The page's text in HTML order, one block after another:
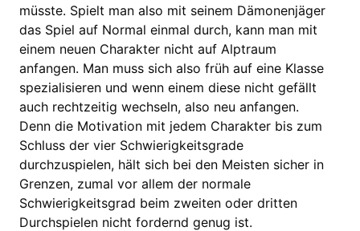
müsste. Spielt man also mit seinem Dämonenjäger
das Spiel auf Normal einmal durch, kann man mit
einem neuen Charakter nicht auf Alptraum
anfangen. Man muss sich also früh auf eine Klasse
spezialisieren und wenn einem diese nicht gefällt
auch rechtzeitig wechseln, also neu anfangen.
Denn die Motivation mit jedem Charakter bis zum
Schluss der vier Schwierigkeitsgrade
durchzuspielen, hält sich bei den Meisten sicher in
Grenzen, zumal vor allem der normale
Schwierigkeitsgrad beim zweiten oder dritten
Durchspielen nicht fordernd genug ist.